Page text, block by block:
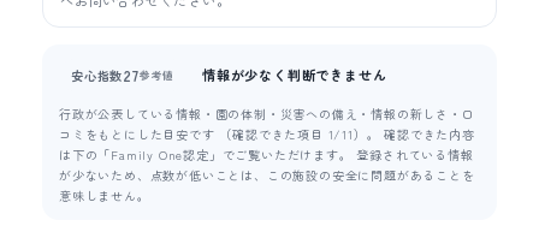
安心指数27参考値 情報が少なく判断できません
行政が公表している情報・園の体制・災害への備え・情報の新しさ・口
コミをもとにした目安です （確認できた項目 1/11）。 確認できた内容
は下の「Family One認定」でご覧いただけます。 登録されている情報
が少ないため、点数が低いことは、この施設の安全に問題があることを
意味しません。